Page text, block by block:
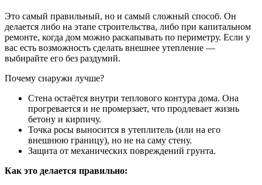
Это самый правильный, но и самый сложный способ. Он
делается либо на этапе строительства, либо при капитальном
ремонте, когда дом можно раскапывать по периметру. Если у
вас есть возможность сделать внешнее утепление —
выбирайте его без раздумий.
Почему снаружи лучше?
Стена остаётся внутри теплового контура дома. Она
прогревается и не промерзает, что продлевает жизнь
бетону и кирпичу.
Точка росы выносится в утеплитель (или на его
внешнюю границу), но не на саму стену.
Защита от механических повреждений грунта.
Как это делается правильно: